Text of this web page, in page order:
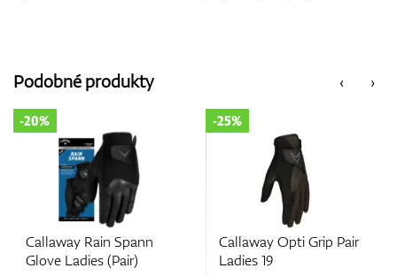
‹
Podobné produkty ›
Callaway Rain Spann
Glove Ladies (Pair)
-20%
Callaway Opti Grip Pair
Ladies 19
-25%